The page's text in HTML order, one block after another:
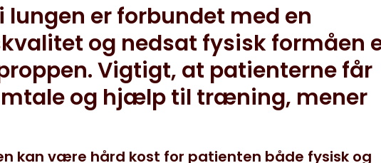
lungen er forbundet med en
og nedsat fysisk formåen
Vigtigt, at patienterne får
og hjælp til træning, mener
kan være hård kost for patienten både fysisk og